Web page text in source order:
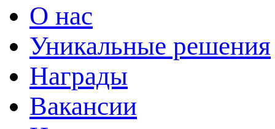
О нас
Уникальные решения
Награды
Вакансии